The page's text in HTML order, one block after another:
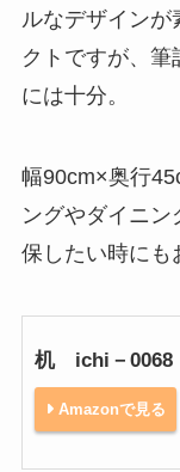
ルなデザイン
クトですが、
には十分。
幅90cm×奥行
ングやダイニ
保したい時にも
机 ichi－0068
Amazonで見る